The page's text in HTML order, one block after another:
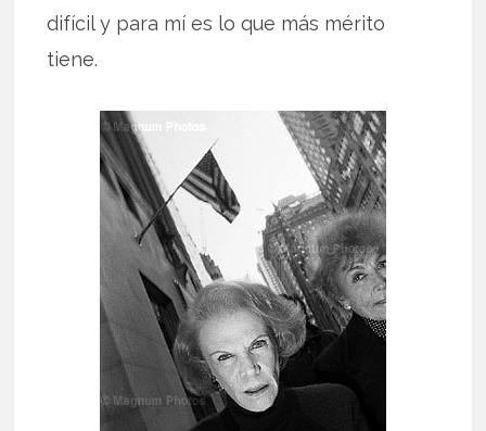
difícil y para mí es lo que más mérito
tiene.